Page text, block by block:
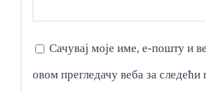
Сачувај моје име, е-пошту и
овом прегледачу веба за следећи